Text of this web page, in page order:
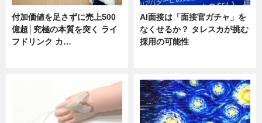
付加価値を足さずに売上500
億超│究極の本質を突く ライ
フドリンク カ…
AI面接は「面接官ガチャ」を
なくせるか？ タレスカが挑む
採用の可能性